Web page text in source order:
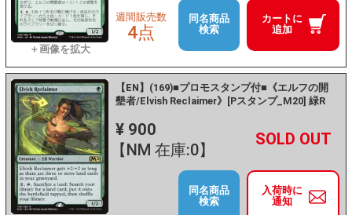
カートに
追加
週間販売数
4点
同名商品
検索
【EN】(169)■プロモスタンプ付■《エルフの開
墾者/Elvish Reclaimer》[Pスタンプ_M20] 緑R
¥ 900
【NM 在庫:0】
－ +
入荷時に
通知
同名商品
検索